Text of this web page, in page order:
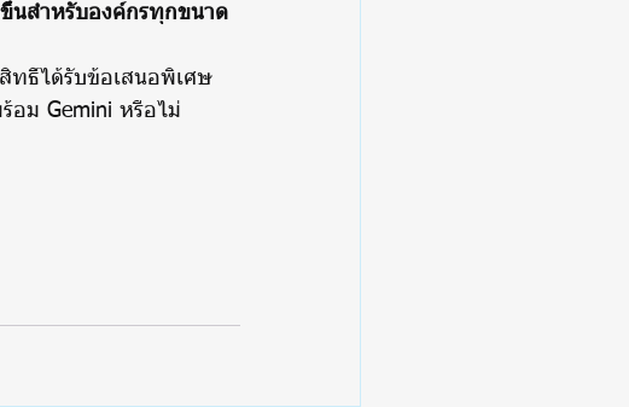
นสำหรับองค์กรทุกขนาด
ธิ์ได้รับข้อเสนอพิเศษ
อม Gemini หรือไม่